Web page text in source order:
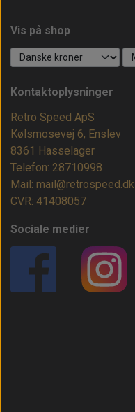
Vis på shop
Kontaktoplysninger
Retro Speed ApS
Kølsmosevej 6, Enslev
8361 Hasselager
Telefon: 28710998
Mail: mail@retrospeed.dk
CVR: 41408057
Sociale medier